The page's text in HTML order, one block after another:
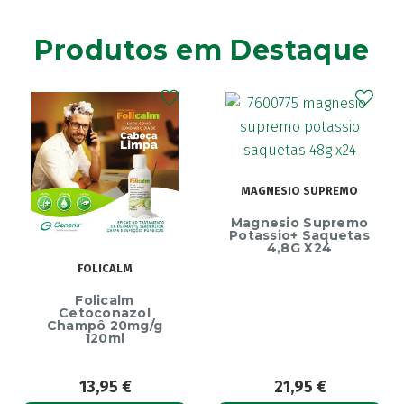
Akildia (1)
Akilhiver
Alanerv (1)
Alasod (1)
Alcura (1)
Alerjon (1)
Algasiv (2)
Aliand (2)
Alifar (1)
Alka-Seltzer (1)
Allergodil (2)
Produtos em Destaque
FOLICALM
Folicalm
Cetoconazol
Champô 20mg/g
120ml
13,95€
MAGNESIO SUPREMO
Magnesio Supremo
Potassio+ Saquetas
4,8G X24
21,95€